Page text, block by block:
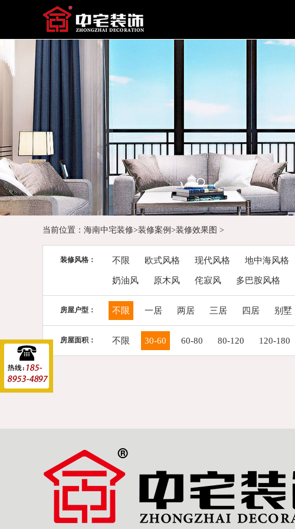
当前位置： 海南中宅装修>装修案例 >装修效果图 >
装修风格： 不限 欧式风格 现代风格 地中海风格
奶油风 原木风 侘寂风 多巴胺风格
房屋户型： 不限 一居 两居 三居 四居 别墅
房屋面积： 不限 30-60 60-80 80-120 120-180